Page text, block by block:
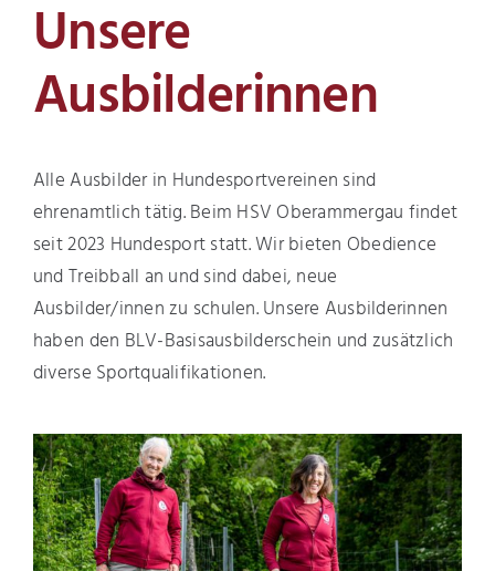
Unsere
Ausbilderinnen
Alle Ausbilder in Hundesportvereinen sind
ehrenamtlich tätig. Beim HSV Oberammergau findet
seit 2023 Hundesport statt. Wir bieten Obedience
und Treibball an und sind dabei, neue
Ausbilder/innen zu schulen. Unsere Ausbilderinnen
haben den BLV-Basisausbilderschein und zusätzlich
diverse Sportqualifikationen.